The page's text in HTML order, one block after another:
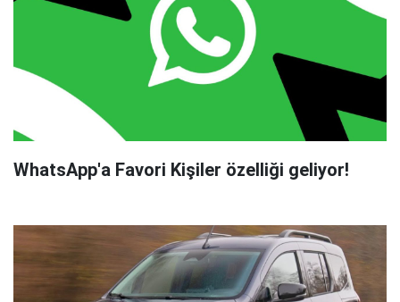
WhatsApp'a Favori Kişiler özelliği geliyor!